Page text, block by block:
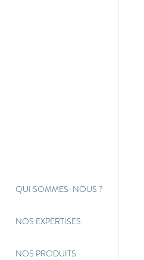
QUI SOMMES-NOUS ?
NOS EXPERTISES
NOS PRODUITS